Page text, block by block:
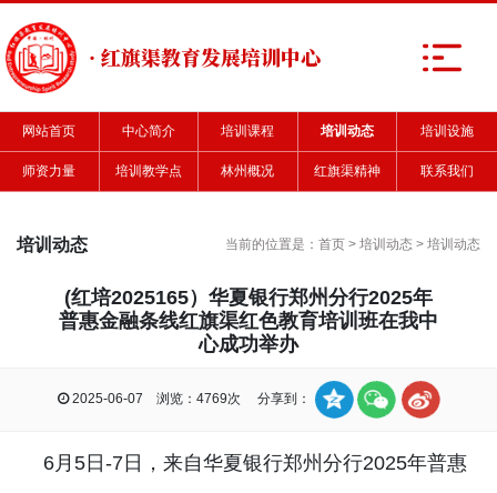
· 红旗渠教育发展培训中心
网站首页 中心简介 培训课程 培训动态 培训设施
师资力量 培训教学点 林州概况 红旗渠精神 联系我们
培训动态 当前的位置是： 首页 > 培训动态 > 培训动态
(红培2025165）华夏银行郑州分行2025年
普惠金融条线红旗渠红色教育培训班在我中
心成功举办
2025-06-07 浏览：4769次 分享到：
6月5日-7日，来自华夏银行郑州分行2025年普惠